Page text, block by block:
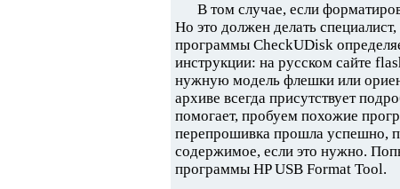
В том случае, если
Но это должен делать
программы CheckUDisk
инструкции: на русском сайте
нужную модель флешки или
архиве всегда присутствует
помогает, пробуем похожие
перепрошивка прошла успешно,
содержимое, если это нужно.
программы HP USB Format Tool.